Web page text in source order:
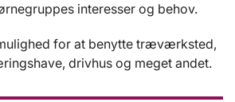
interesser og behov.
for at benytte træværksted,
drivhus og meget andet.